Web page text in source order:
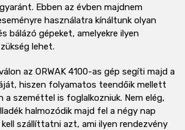
Ebben az évben majdnem
használatra kínáltunk olyan
bálázó gépeket, amelyekre ilyen
lehet.
az ORWAK 4100-as gép segíti majd a
hiszen folyamatos teendőik mellett
a szeméttel is foglalkozniuk. Nem elég,
halmozódik majd fel a négy nap
szállíttatni azt, ami ilyen rendezvény